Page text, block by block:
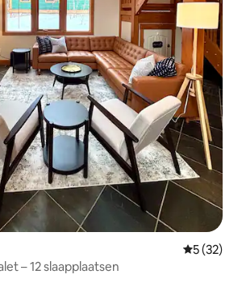
5 (32)
– 12 slaapplaatsen